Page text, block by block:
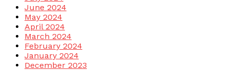
June 2024
May 2024
April 2024
March 2024
February 2024
January 2024
December 2023